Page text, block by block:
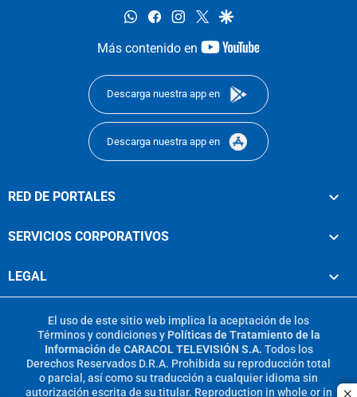
whatsappfacebookinstagram
twittergoogle
Más contenido en
youtube-
Descarga nuestra app en
Descarga nuestra app en
RED DE PORTALES
SERVICIOS CORPORATIVOS
LEGAL
El uso de este sitio web implica la aceptación de los
Términos y condicionesy Políticas de Tratamiento de la
Información de CARACOL TELEVISIÓN S.A. Todos los
Derechos Reservados D.R.A. Prohibida su reproducción total
o parcial, así como su traducción a cualquier idioma sin
autorización escrita de su titular. Reproduction in whole or in